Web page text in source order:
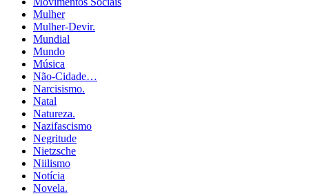
Mulher
Mulher-Devir.
Mundial
Mundo
Música
Não-Cidade…
Narcisismo.
Natal
Natureza.
Nazifascismo
Negritude
Nietzsche
Niilismo
Notícia
Novela.